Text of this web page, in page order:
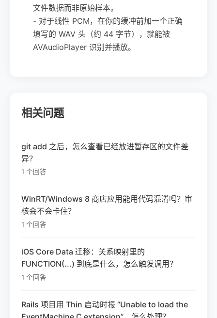
文件数据而非原始样本。
- 对于线性 PCM，在你的缓冲前加一个正确
填写的 WAV 头（约 44 字节），就能被
AVAudioPlayer 识别并播放。
相关问题
git add 之后，怎么查看已经放进暂存区的文件差
异？
1 个回答
WinRT/Windows 8 商店应用能用代码混淆吗？审
核会不会卡住？
1 个回答
iOS Core Data 迁移：关系映射里的
FUNCTION(...) 到底是什么，怎么触发调用？
1 个回答
Rails 项目用 Thin 启动时报 “Unable to load the